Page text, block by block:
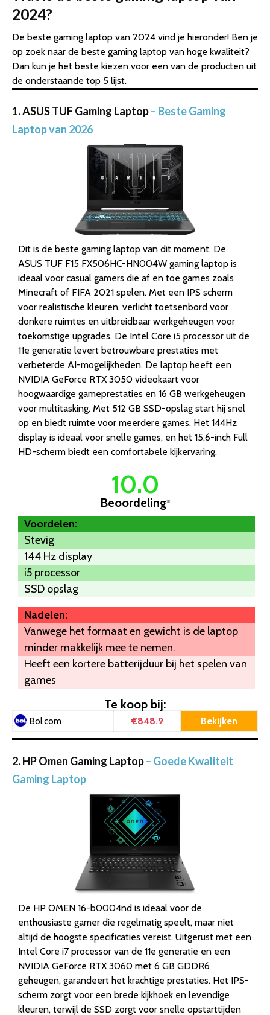
2024?
De beste gaming laptop van 2024 vind je hieronder! Ben je
op zoek naar de beste gaming laptop van hoge kwaliteit?
Dan kun je het beste kiezen voor een van de producten uit
de onderstaande top 5 lijst.
1. ASUS TUF Gaming Laptop– Beste Gaming
Laptop van 2026
Dit is de beste gaming laptop van dit moment. De
ASUS TUF F15 FX506HC-HN004W gaming laptop is
ideaal voor casual gamers die af en toe games zoals
Minecraft of FIFA 2021 spelen. Met een IPS scherm
voor realistische kleuren, verlicht toetsenbord voor
donkere ruimtes en uitbreidbaar werkgeheugen voor
toekomstige upgrades. De Intel Core i5 processor uit de
11e generatie levert betrouwbare prestaties met
verbeterde AI-mogelijkheden. De laptop heeft een
NVIDIA GeForce RTX 3050 videokaart voor
hoogwaardige gameprestaties en 16 GB werkgeheugen
voor multitasking. Met 512 GB SSD-opslag start hij snel
op en biedt ruimte voor meerdere games. Het 144Hz
display is ideaal voor snelle games, en het 15.6-inch Full
HD-scherm biedt een comfortabele kijkervaring.
10.0
Beoordeling*
Voordelen:
Stevig
144 Hz display
i5 processor
SSD opslag
Nadelen:
Vanwege het formaat en gewicht is de laptop
minder makkelijk mee te nemen.
Heeft een kortere batterijduur bij het spelen van
games
Te koop bij:
Bol.com €848.9 Bekijken
2. HP Omen Gaming Laptop– Goede Kwaliteit
Gaming Laptop
De HP OMEN 16-b0004nd is ideaal voor de
enthousiaste gamer die regelmatig speelt, maar niet
altijd de hoogste specificaties vereist. Uitgerust met een
Intel Core i7 processor van de 11e generatie en een
NVIDIA GeForce RTX 3060 met 6 GB GDDR6
geheugen, garandeert het krachtige prestaties. Het IPS-
scherm zorgt voor een brede kijkhoek en levendige
kleuren, terwijl de SSD zorgt voor snelle opstarttijden